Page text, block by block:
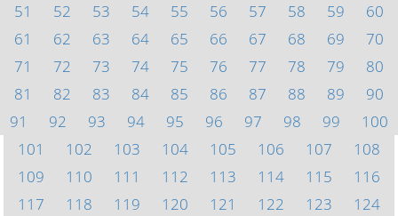
51
52 53 54 55 56 57 58 59
60
61
62 63 64 65 66 67 68 69
70
71
72 73 74 75 76 77 78 79
80
81
82 83 84 85 86 87 88 89
90
91
92 93 94 95 96 97 98 99
100
101
102 103 104 105 106 107
108
109
110 111 112 113 114 115
116
117
118 119 120 121 122 123
124